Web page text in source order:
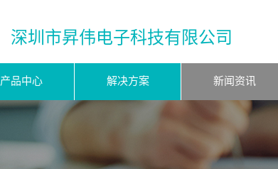
深圳市昇伟电子科技有限公司
产品中心 解决方案 新闻资讯